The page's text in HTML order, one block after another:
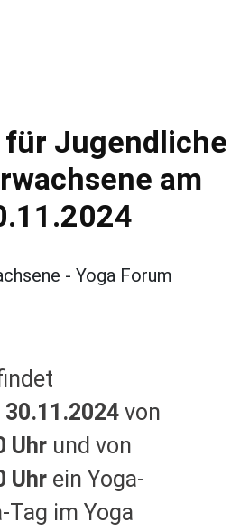
Jugendliche
am
von
Uhr und von
Uhr ein Yoga-
Tag im Yoga